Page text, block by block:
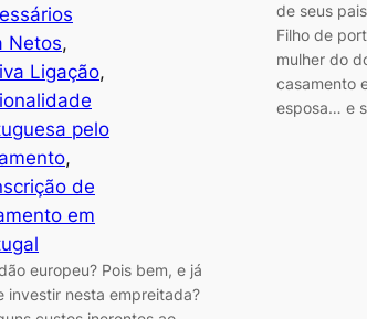
Netos
Ligação
pelo
de
em
europeu? Pois bem, e já
investir nesta empreitada?
de seus
Filho de
mulher do
casamento
esposa… e